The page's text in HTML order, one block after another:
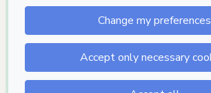
GARANTIA